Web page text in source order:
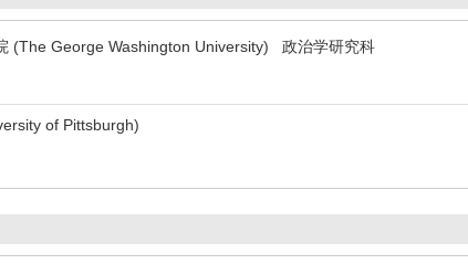
(The George Washington University) 政治学研究科
of Pittsburgh)